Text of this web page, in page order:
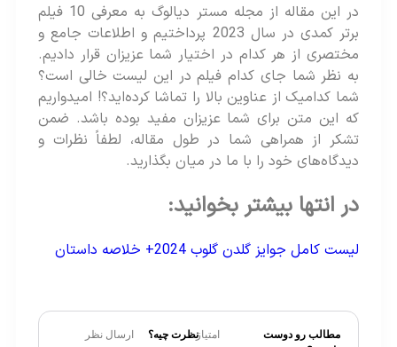
در این مقاله از مجله مستر دیالوگ به معرفی 10 فیلم
برتر کمدی در سال 2023 پرداختیم و اطلاعات جامع و
مختصری از هر کدام در اختیار شما عزیزان قرار دادیم.
به نظر شما جای کدام فیلم در این لیست خالی است؟
شما کدامیک از عناوین بالا را تماشا کرده‌اید؟! امیدواریم
که این متن برای شما عزیزان مفید بوده باشد. ضمن
تشکر از همراهی شما در طول مقاله، لطفاً نظرات و
دیدگاه‌های خود را با ما در میان بگذارید.
در انتها بیشتر بخوانید:
لیست کامل جوایز گلدن گلوب 2024+ خلاصه داستان
مطالب رو دوست
نظرت چیه؟ ارسال نظر